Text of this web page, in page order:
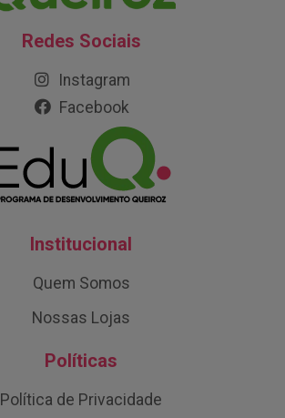
Redes Sociais
Instagram
Facebook
Institucional
Quem Somos
Nossas Lojas
Políticas
Política de Privacidade